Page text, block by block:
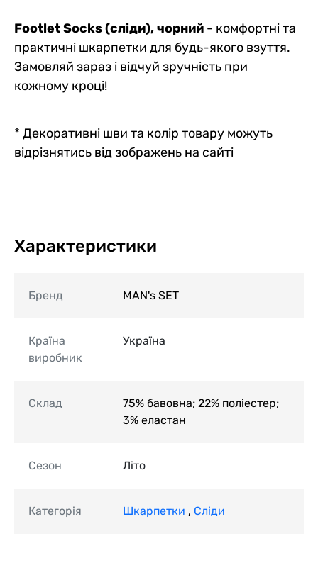
Footlet Socks (сліди), чорний - комфортні та
практичні шкарпетки для будь-якого взуття.
Замовляй зараз і відчуй зручність при
кожному кроці!
* Декоративні шви та колір товару можуть
відрізнятись від зображень на сайті
Характеристики
Бренд MAN's SET
Країна
виробник
Україна
Склад
75% бавовна; 22% поліестер;
3% еластан
Сезон Літо
Категорія Шкарпетки , Сліди